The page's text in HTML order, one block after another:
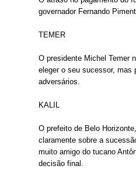
governador Fernando
TEMER
O presidente Michel Temer
eleger o seu sucessor, mas
adversários.
KALIL
O prefeito de Belo
claramente sobre a
muito amigo do tucano
decisão final.